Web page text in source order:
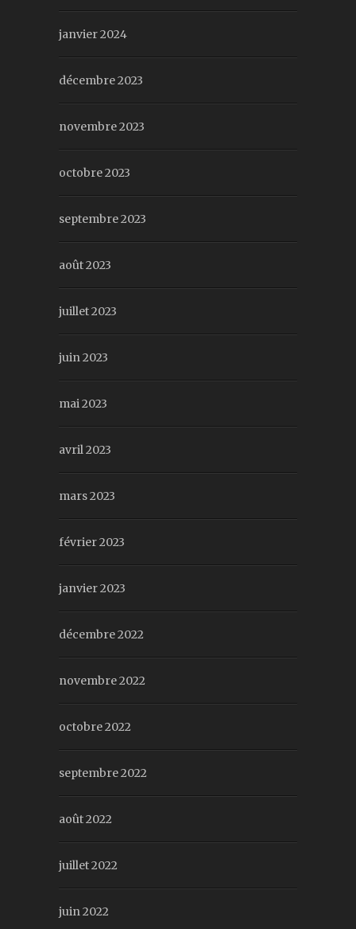
janvier 2024
décembre 2023
novembre 2023
octobre 2023
septembre 2023
août 2023
juillet 2023
juin 2023
mai 2023
avril 2023
mars 2023
février 2023
janvier 2023
décembre 2022
novembre 2022
octobre 2022
septembre 2022
août 2022
juillet 2022
juin 2022